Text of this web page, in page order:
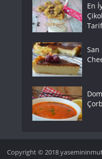
En
San
Copyright © 2018